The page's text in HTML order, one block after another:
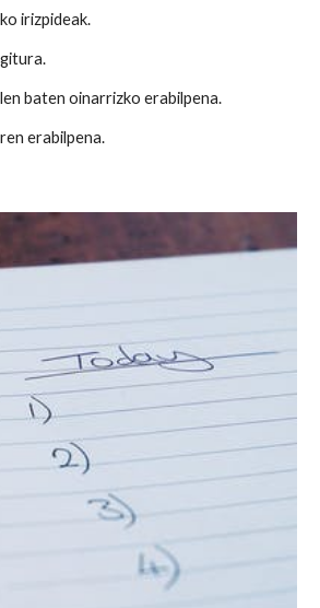
irizpideak.
baten oinarrizko erabilpena.
erabilpena.